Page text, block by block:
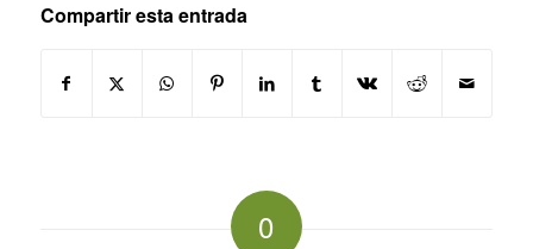
Compartir esta entrada
0